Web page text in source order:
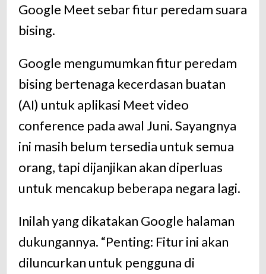
Google Meet sebar fitur peredam suara
bising.
Google mengumumkan fitur peredam
bising bertenaga kecerdasan buatan
(AI) untuk aplikasi Meet video
conference pada awal Juni. Sayangnya
ini masih belum tersedia untuk semua
orang, tapi dijanjikan akan diperluas
untuk mencakup beberapa negara lagi.
Inilah yang dikatakan Google halaman
dukungannya. “Penting: Fitur ini akan
diluncurkan untuk pengguna di